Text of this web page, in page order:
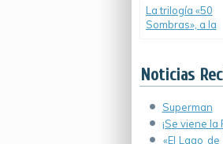
La trilogía «50
Sombras», a la
Noticias
Superman
¡Se viene la
«El Lago